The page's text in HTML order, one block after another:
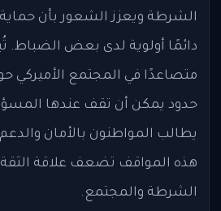
الشرطة ويعزز الشعور بأن
دائمًا أولوية لدى بعض الضباط.
متصاعدًا في المجتمع الأميركي
حدود يمكن أن تقف عندها
يطالب المواطنون بالأمان
هذه المواقف تضعف علاقة
الشرطة والمجتمع.